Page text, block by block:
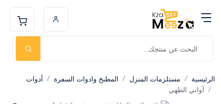
الرئيسية مستلزمات المنزل المطبخ وادوات السفرة
أدوات
أواني الطهي